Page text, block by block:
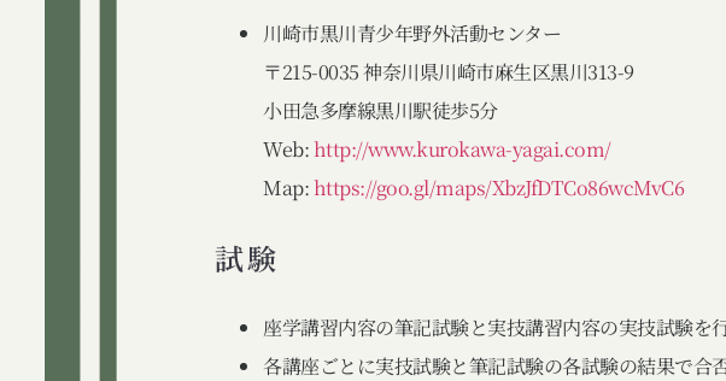
川崎市黒川青少年野外活動センター
〒215-0035 神奈川県川崎市麻生区黒川313-9
小田急多摩線黒川駅徒歩5分
Web:http://www.kurokawa-yagai.com/
Map:https://goo.gl/maps/XbzJfDTCo86wcMvC6
試験
座学講習内容の筆記試験と実技講習内容の実技試験を行
各講座ごとに実技試験と筆記試験の各試験の結果で